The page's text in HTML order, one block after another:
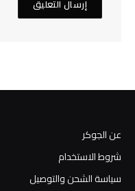
عن الجوكر
شروط الاستخدام
سياسة الشحن والتوصيل